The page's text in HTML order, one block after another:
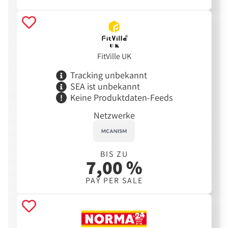
FitVille UK
Tracking unbekannt
SEA ist unbekannt
Keine Produktdaten-Feeds
Netzwerke
BIS ZU
7,00 %
PAY PER SALE